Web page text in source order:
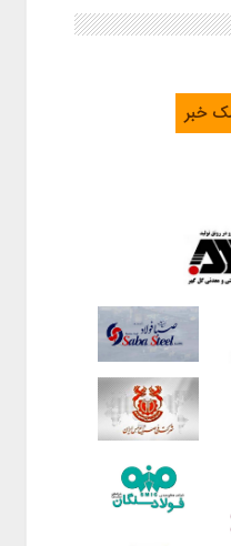
/ راهنمای خرید ارز
از طریق اپلیکیشن بله
خبر